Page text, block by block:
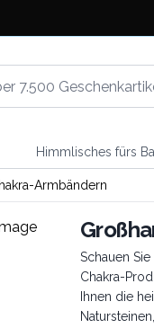
Himmlisches fürs
Armbändern
Schauen
Chakra-
Ihnen die